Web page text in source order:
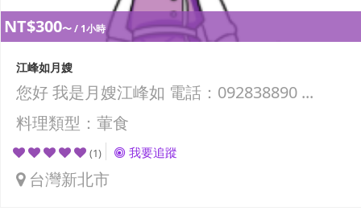
NT$300〜 / 1小時
江峰如月嫂
您好 我是月嫂江峰如 電話：092838890 ...
料理類型：葷食
(1) 我要追蹤
台灣新北市